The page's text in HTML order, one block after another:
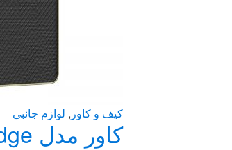
کیف و کاور , لوازم جانبی
کاور مدل VertoEdge گوشی سامسونگ Galaxy S25 Edge